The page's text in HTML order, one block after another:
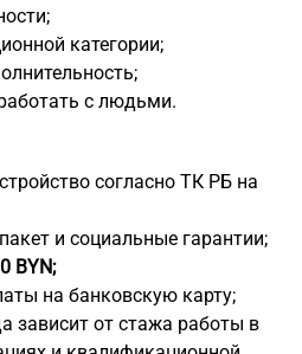
категории;
с людьми.
согласно ТК РБ на
и социальные гарантии;
BYN;
на банковскую карту;
зависит от стажа работы в